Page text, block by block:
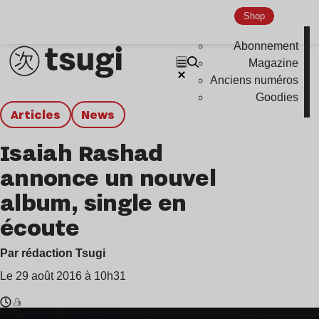
Shop
Abonnement
Magazine
Anciens numéros
Goodies
Articles news
Isaiah Rashad
annonce un nouvel
album, single en
écoute
Par rédaction Tsugi
Le 29 août 2016 à 10h31